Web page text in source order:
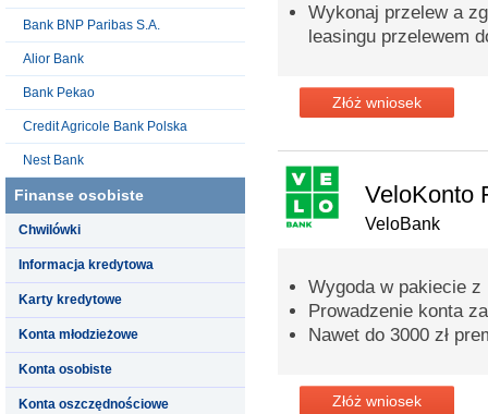
Bank BNP Paribas S.A.
Alior Bank
Bank Pekao
Credit Agricole Bank Polska
Nest Bank
Finanse osobiste
Chwilówki
Informacja kredytowa
Karty kredytowe
Konta młodzieżowe
Konta osobiste
Konta oszczędnościowe
Wykonaj przelew a
leasingu przelewem
Złóż wniosek
VeloKonto
VeloBank
Wygoda w pakiecie
Prowadzenie konta
Nawet do 3000 zł
Złóż wniosek